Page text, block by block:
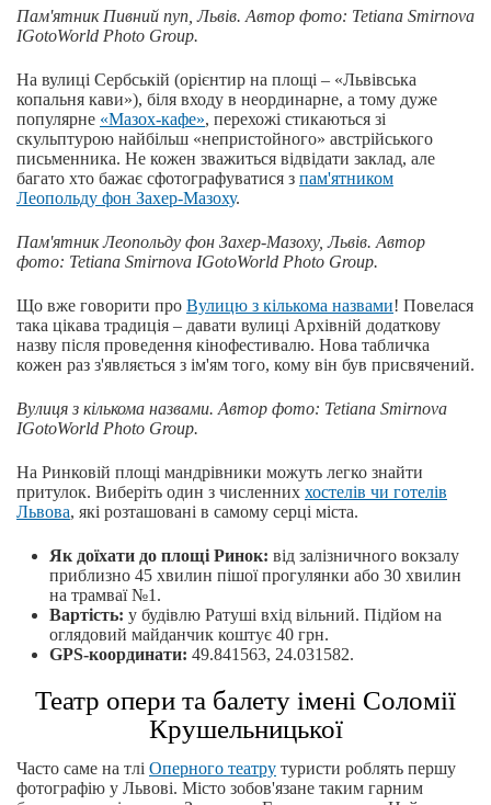
Пам'ятник Пивний пуп, Львів. Автор фото: Tetiana Smirnova
IGotoWorld Photo Group.
На вулиці Сербській (орієнтир на площі – «Львівська
копальня кави»), біля входу в неординарне, а тому дуже
популярне «Мазох-кафе», перехожі стикаються зі
скульптурою найбільш «непристойного» австрійського
письменника. Не кожен зважиться відвідати заклад, але
багато хто бажає сфотографуватися з пам'ятником
Леопольду фон Захер-Мазоху.
Пам'ятник Леопольду фон Захер-Мазоху, Львів. Автор
фото: Tetiana Smirnova IGotoWorld Photo Group.
Що вже говорити про Вулицю з кількома назвами! Повелася
така цікава традиція – давати вулиці Архівній додаткову
назву після проведення кінофестивалю. Нова табличка
кожен раз з'являється з ім'ям того, кому він був присвячений.
Вулиця з кількома назвами. Автор фото: Tetiana Smirnova
IGotoWorld Photo Group.
На Ринковій площі мандрівники можуть легко знайти
притулок. Виберіть один з численних хостелів чи готелів
Львова, які розташовані в самому серці міста.
Як доїхати до площі Ринок: від залізничного вокзалу
приблизно 45 хвилин пішої прогулянки або 30 хвилин
на трамваї №1.
Вартість: у будівлю Ратуші вхід вільний. Підйом на
оглядовий майданчик коштує 40 грн.
GPS-координати: 49.841563, 24.031582.
Театр опери та балету імені Соломії
Крушельницької
Часто саме на тлі Оперного театру туристи роблять першу
фотографію у Львові. Місто зобов'язане таким гарним